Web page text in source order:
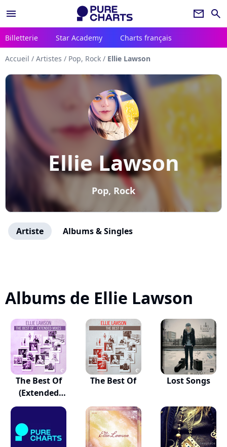
menu newsletter search
Billetterie Star Academy Charts français
Accueil / Artistes / Pop, Rock / Ellie Lawson
Ellie Lawson
Pop, Rock
Artiste Albums & Singles
Albums de Ellie Lawson
The Best Of
(Extended
Mixes)
The Best Of Lost Songs